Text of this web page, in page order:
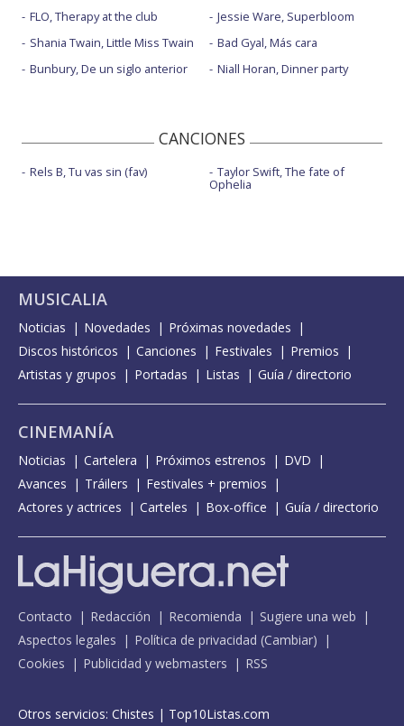
FLO, Therapy at the club
Shania Twain, Little Miss Twain
Bunbury, De un siglo anterior
Jessie Ware, Superbloom
Bad Gyal, Más cara
Niall Horan, Dinner party
CANCIONES
Rels B, Tu vas sin (fav) Taylor Swift, The fate of
Ophelia
MUSICALIA
Noticias Novedades
Próximas novedades
Discos históricos
Canciones Festivales
Premios
Artistas y grupos
Portadas Listas Guía / directorio
CINEMANÍA
Noticias Cartelera Próximos estrenos
DVD
Avances
Tráilers
Festivales + premios
Actores y actrices
Carteles Box-office Guía / directorio
Contacto Redacción Recomienda
Sugiere una web
Aspectos legales
Política de privacidad (Cambiar)
Cookies
Publicidad y webmasters RSS
Otros servicios: Chistes | Top10Listas.com